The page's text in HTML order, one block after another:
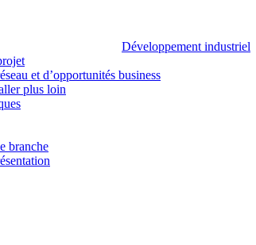
Développement industriel
et d’opportunités business
plus loin
branche